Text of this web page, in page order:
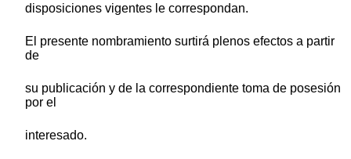
disposiciones vigentes le correspondan.
El presente nombramiento surtirá plenos efectos a partir
de
su publicación y de la correspondiente toma de posesión
por el
interesado.